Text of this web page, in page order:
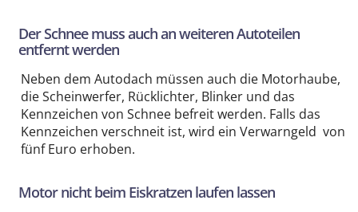
Der Schnee muss auch an weiteren Autoteilen
entfernt werden
Neben dem Autodach müssen auch die Motorhaube,
die Scheinwerfer, Rücklichter, Blinker und das
Kennzeichen von Schnee befreit werden. Falls das
Kennzeichen verschneit ist, wird ein Verwarngeld von
fünf Euro erhoben.
Motor nicht beim Eiskratzen laufen lassen